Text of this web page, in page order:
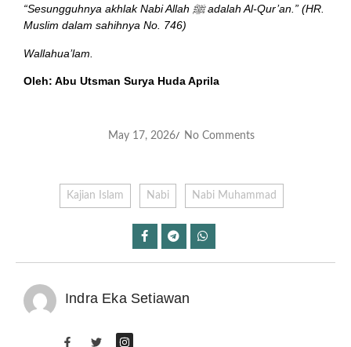
“Sesungguhnya akhlak Nabi Allah ﷺ adalah Al-Qur’an.” (HR.
Muslim dalam sahihnya No. 746)
Wallahua’lam.
Oleh: Abu Utsman Surya Huda Aprila
May 17, 2026/ No Comments
Kajian Islam Nabi Nabi Muhammad
Indra Eka Setiawan